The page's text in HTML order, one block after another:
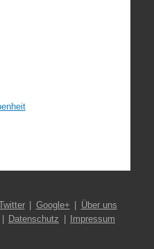
Google+
Über uns
Datenschutz Impressum